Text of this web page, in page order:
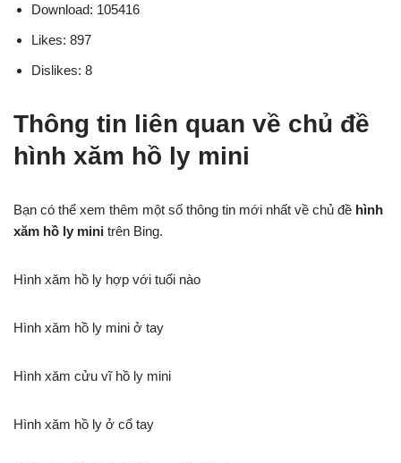
Download: 105416
Likes: 897
Dislikes: 8
Thông tin liên quan về chủ đề
hình xăm hồ ly mini
Bạn có thể xem thêm một số thông tin mới nhất về chủ đề hình
xăm hồ ly mini trên Bing.
Hình xăm hồ ly hợp với tuổi nào
Hình xăm hồ ly mini ở tay
Hình xăm cửu vĩ hồ ly mini
Hình xăm hồ ly ở cổ tay